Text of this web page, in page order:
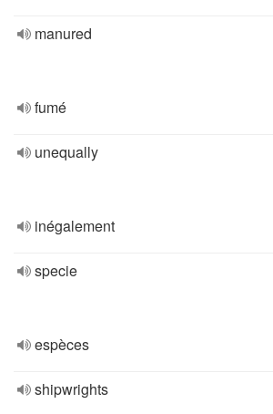
manured
fumé
unequally
inégalement
specie
espèces
shipwrights